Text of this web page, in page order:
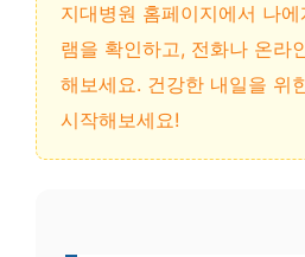
지대병원 홈페이지에서 나
램을 확인하고, 전화나 온라
해보세요. 건강한 내일을 위
시작해보세요!